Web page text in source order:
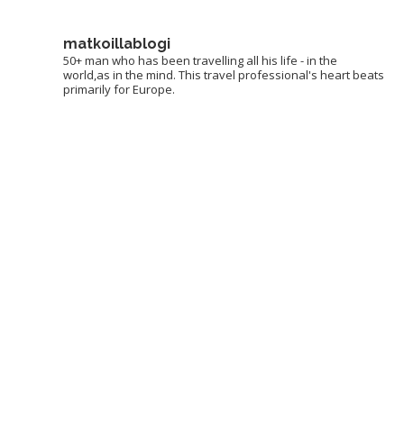
matkoillablogi
50+ man who has been travelling all his life - in the
world,as in the mind. This travel professional's heart beats
primarily for Europe.